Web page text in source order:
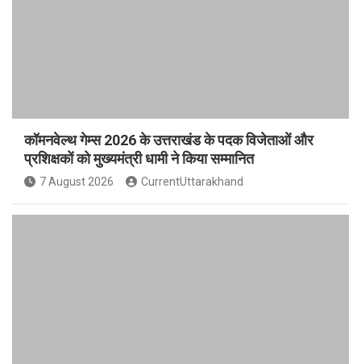
कॉमनवेल्थ गेम्स 2026 के उत्तराखंड के पदक विजेताओं और
प्रशिक्षकों को मुख्यमंत्री धामी ने किया सम्मानित
7 August 2026 CurrentUttarakhand